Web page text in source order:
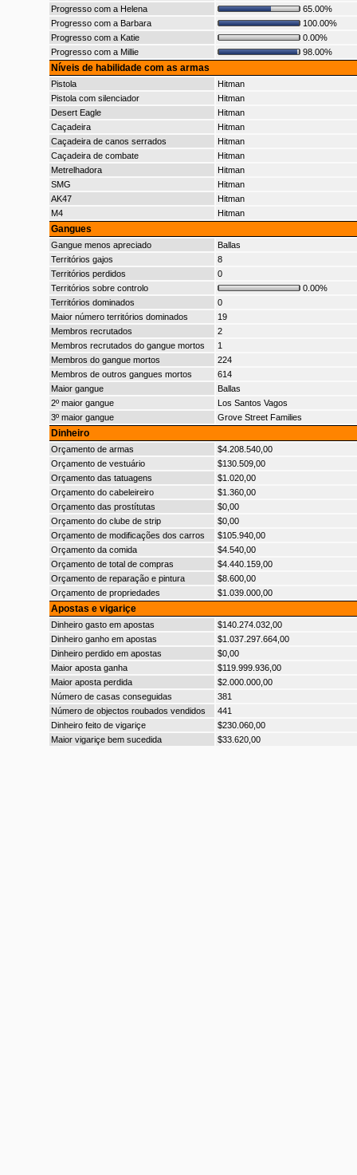
Progresso com a Helena
65.00%
Progresso com a Barbara
100.00%
Progresso com a Katie
0.00%
Progresso com a Millie
98.00%
Níveis de habilidade com as armas
Pistola
Hitman
Pistola com silenciador
Hitman
Desert Eagle
Hitman
Caçadeira
Hitman
Caçadeira de canos serrados
Hitman
Caçadeira de combate
Hitman
Metrelhadora
Hitman
SMG
Hitman
AK47
Hitman
M4
Hitman
Gangues
Gangue menos apreciado
Ballas
Territórios gajos
8
Territórios perdidos
0
Territórios sobre controlo
0.00%
Territórios dominados
0
Maior número territórios dominados
19
Membros recrutados
2
Membros recrutados do gangue mortos
1
Membros do gangue mortos
224
Membros de outros gangues mortos
614
Maior gangue
Ballas
2º maior gangue
Los Santos Vagos
3º maior gangue
Grove Street Families
Dinheiro
Orçamento de armas
$4.208.540,00
Orçamento de vestuário
$130.509,00
Orçamento das tatuagens
$1.020,00
Orçamento do cabeleireiro
$1.360,00
Orçamento das prostítutas
$0,00
Orçamento do clube de strip
$0,00
Orçamento de modificações dos carros
$105.940,00
Orçamento da comida
$4.540,00
Orçamento de total de compras
$4.440.159,00
Orçamento de reparação e pintura
$8.600,00
Orçamento de propriedades
$1.039.000,00
Apostas e vigariçe
Dinheiro gasto em apostas
$140.274.032,00
Dinheiro ganho em apostas
$1.037.297.664,00
Dinheiro perdido em apostas
$0,00
Maior aposta ganha
$119.999.936,00
Maior aposta perdida
$2.000.000,00
Número de casas conseguidas
381
Número de objectos roubados vendidos
441
Dinheiro feito de vigariçe
$230.060,00
Maior vigariçe bem sucedida
$33.620,00